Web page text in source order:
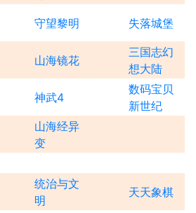
守望黎明 失落城堡
山海镜花
三国志幻
想大陆
神武4
数码宝贝
新世纪
山海经异
变
统治与文
明
天天象棋